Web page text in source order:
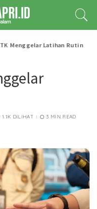
Menggelar Latihan Rutin
1.1K DILIHAT 3 MIN READ